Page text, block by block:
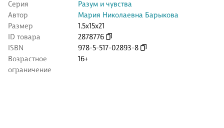
Серия
Разум и чувства
Автор
Мария Николаевна Барыкова
Размер
1.5x15x21
ID товара
2878776
ISBN
978-5-517-02893-8
Возрастное
ограничение
16+